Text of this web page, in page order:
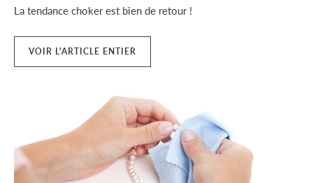
La tendance choker est bien de retour !
VOIR L'ARTICLE ENTIER